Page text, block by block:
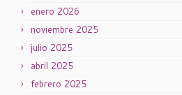
enero 2026
noviembre 2025
julio 2025
abril 2025
febrero 2025